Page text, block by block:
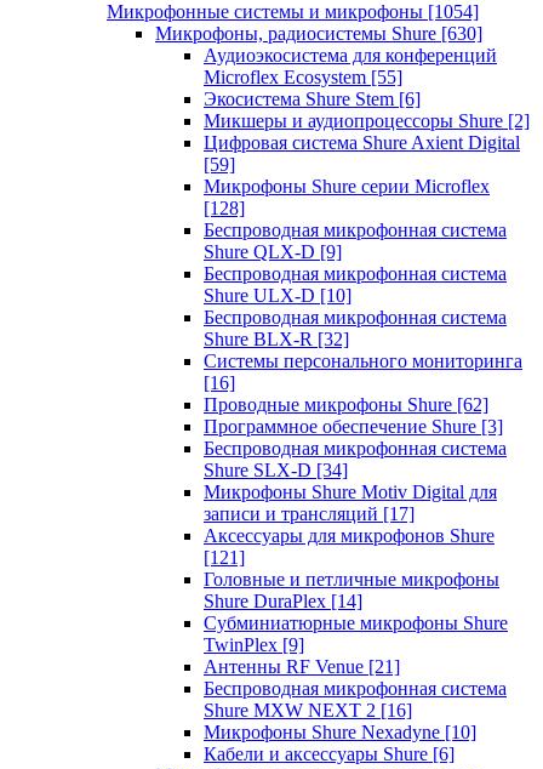
Микрофонные системы и микрофоны [1054]
Микрофоны, радиосистемы Shure [630]
Аудиоэкосистема для конференций
Microflex Ecosystem [55]
Экосистема Shure Stem [6]
Микшеры и аудиопроцессоры Shure [2]
Цифровая система Shure Axient Digital
[59]
Микрофоны Shure серии Microflex
[128]
Беспроводная микрофонная система
Shure QLX-D [9]
Беспроводная микрофонная система
Shure ULX-D [10]
Беспроводная микрофонная система
Shure BLX-R [32]
Системы персонального мониторинга
[16]
Проводные микрофоны Shure [62]
Программное обеспечение Shure [3]
Беспроводная микрофонная система
Shure SLX-D [34]
Микрофоны Shure Motiv Digital для
записи и трансляций [17]
Аксессуары для микрофонов Shure
[121]
Головные и петличные микрофоны
Shure DuraPlex [14]
Субминиатюрные микрофоны Shure
TwinPlex [9]
Антенны RF Venue [21]
Беспроводная микрофонная система
Shure MXW NEXT 2 [16]
Микрофоны Shure Nexadyne [10]
Кабели и аксессуары Shure [6]